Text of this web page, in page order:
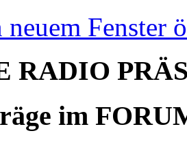
Fenster
RADIO
im